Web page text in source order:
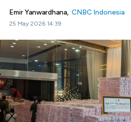
Emir Yanwardhana, CNBC Indonesia
25 May 2026 14:39